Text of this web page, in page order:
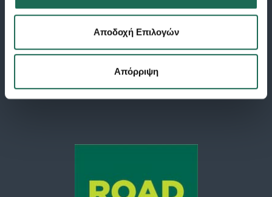
Αποδοχή Επιλογών
Απόρριψη